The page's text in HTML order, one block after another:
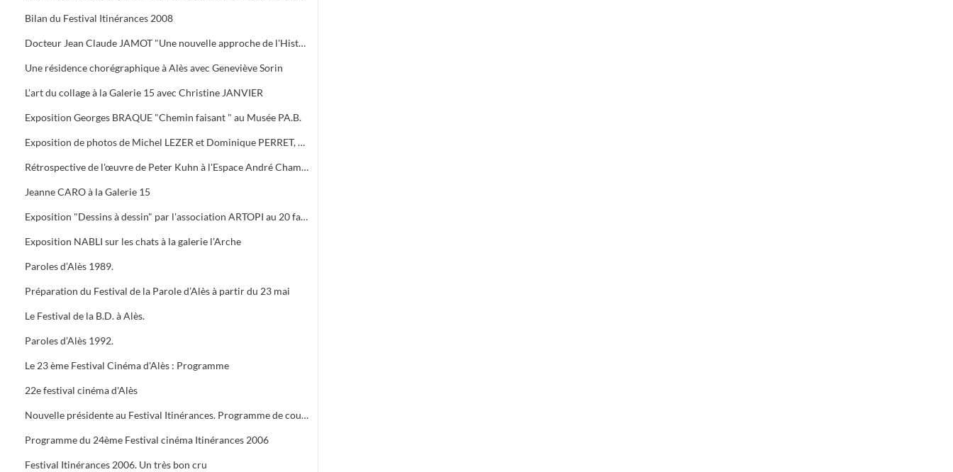
Bilan du Festival Itinérances 2008
Docteur Jean Claude JAMOT "Une nouvelle approche de l'Histoire et de l'Archéologie appliquée aux Celtes
Une résidence chorégraphique à Alès avec Geneviève Sorin
L'art du collage à la Galerie 15 avec Christine JANVIER
Exposition Georges BRAQUE "Chemin faisant " au Musée PA.B.
Exposition de photos de Michel LEZER et Dominique PERRET, de peintures de Monique SANTORO à l'OFFICE DE TOURISME pour la Féria d'Alès
Rétrospective de l'œuvre de Peter Kuhn à l'Espace André Chamson. Exposition consacrée à Vauban à l'OFFICE DE TOURISME. Présentation de saison hors les murs du cratère
Jeanne CARO à la Galerie 15
Exposition "Dessins à dessin" par l'association ARTOPI au 20 faubourg du Soleil
Exposition NABLI sur les chats à la galerie l'Arche
Paroles d’Alès 1989.
Préparation du Festival de la Parole d’Alès à partir du 23 mai
Le Festival de la B.D. à Alès.
Paroles d’Alès 1992.
Le 23 ème Festival Cinéma d'Alès : Programme
22e festival cinéma d'Alès
Nouvelle présidente au Festival Itinérances. Programme de courts métrages de Jacques TATI
Programme du 24ème Festival cinéma Itinérances 2006
Festival Itinérances 2006. Un très bon cru